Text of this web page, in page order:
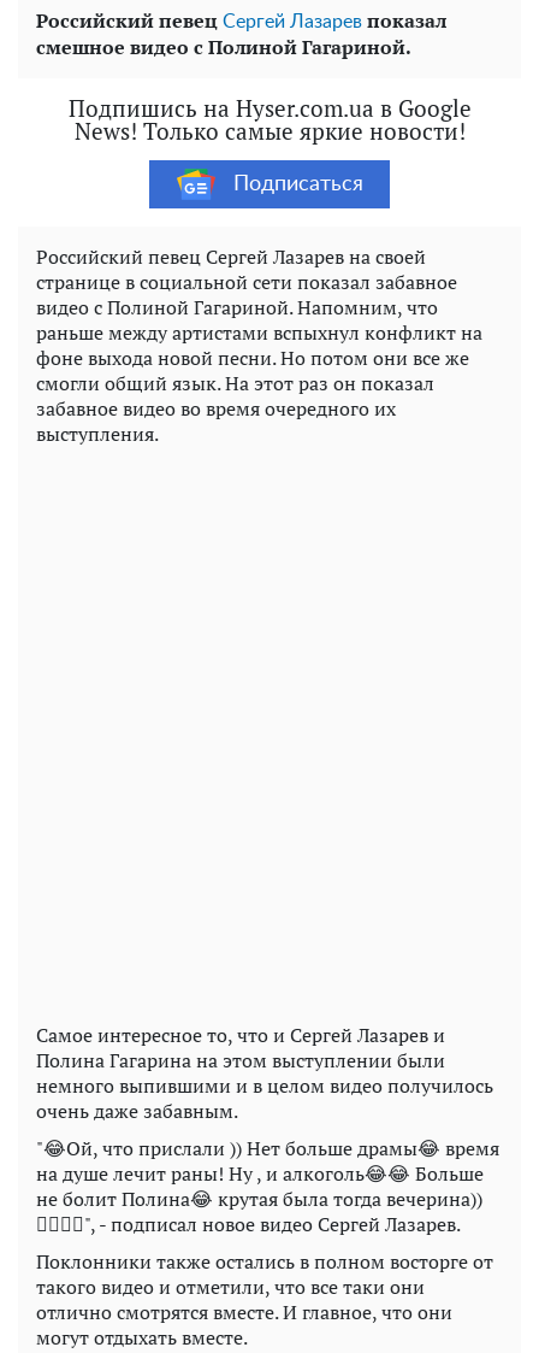
Российский певец Сергей Лазарев показал
смешное видео с Полиной Гагариной.
Подпишись на Hyser.com.ua в Google
News! Только самые яркие новости!
Подписаться
Российский певец Сергей Лазарев на своей
странице в социальной сети показал забавное
видео с Полиной Гагариной. Напомним, что
раньше между артистами вспыхнул конфликт на
фоне выхода новой песни. Но потом они все же
смогли общий язык. На этот раз он показал
забавное видео во время очередного их
выступления.
Самое интересное то, что и Сергей Лазарев и
Полина Гагарина на этом выступлении были
немного выпившими и в целом видео получилось
очень даже забавным.
"😂Ой, что прислали )) Нет больше драмы😂 время
на душе лечит раны! Ну , и алкоголь😂😂 Больше
не болит Полина😂 крутая была тогда вечерина))
👍🏻👍🏻", - подписал новое видео Сергей Лазарев.
Поклонники также остались в полном восторге от
такого видео и отметили, что все таки они
отлично смотрятся вместе. И главное, что они
могут отдыхать вместе.